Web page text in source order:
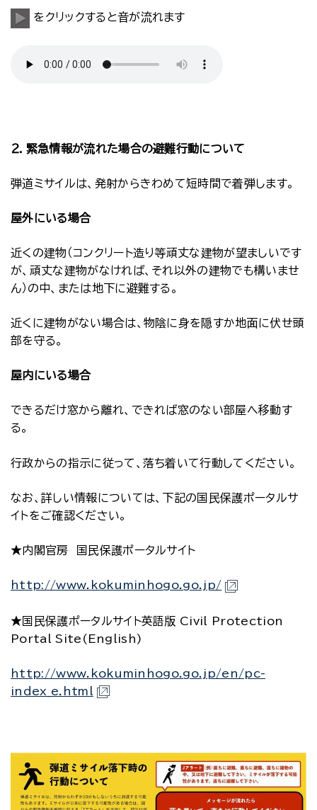
をクリックすると音が流れます
２．緊急情報が流れた場合の避難行動について
弾道ミサイルは、発射からきわめて短時間で着弾します。
屋外にいる場合
近くの建物（コンクリート造り等頑丈な建物が望ましいです
が、頑丈な建物がなければ、それ以外の建物でも構いませ
ん）の中、または地下に避難する。
近くに建物がない場合は、物陰に身を隠すか地面に伏せ頭
部を守る。
屋内にいる場合
できるだけ窓から離れ、できれば窓のない部屋へ移動す
る。
行政からの指示に従って、落ち着いて行動してください。
なお、詳しい情報については、下記の国民保護ポータルサ
イトをご確認ください。
★内閣官房 国民保護ポータルサイト
http://www.kokuminhogo.go.jp/
★国民保護ポータルサイト英語版 Civil Protection
Portal Site(English)
http://www.kokuminhogo.go.jp/en/pc-
index_e.html